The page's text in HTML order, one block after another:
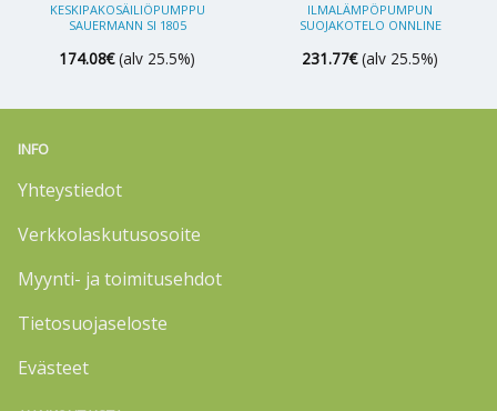
KESKIPAKOSÄILIÖPUMPPU
SAUERMANN SI 1805
174.08€ (alv 25.5%)
ILMALÄMPÖPUMPUN
SUOJAKOTELO ONNLINE
231.77€ (alv 25.5%)
INFO
Yhteystiedot
Verkkolaskutusosoite
Myynti- ja toimitusehdot
Tietosuojaseloste
Evästeet